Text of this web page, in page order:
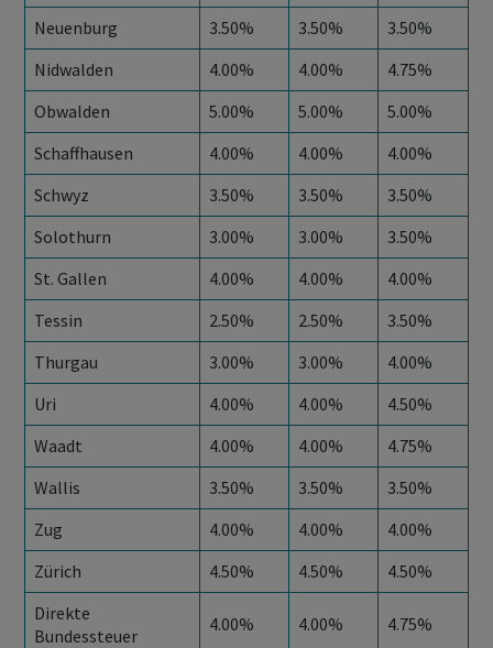
Neuenburg
3.50% 3.50%
3.50%
Nidwalden
4.00% 4.00%
4.75%
Obwalden
5.00% 5.00%
5.00%
Schaffhausen
4.00% 4.00%
4.00%
Schwyz
3.50% 3.50%
3.50%
Solothurn
3.00% 3.00%
3.50%
St. Gallen
4.00% 4.00%
4.00%
Tessin
2.50% 2.50%
3.50%
Thurgau
3.00% 3.00%
4.00%
Uri
4.00% 4.00%
4.50%
Waadt
4.00% 4.00%
4.75%
Wallis
3.50% 3.50%
3.50%
Zug
4.00% 4.00%
4.00%
Zürich
4.50% 4.50%
4.50%
Direkte
Bundessteuer
4.00% 4.00% 4.75%